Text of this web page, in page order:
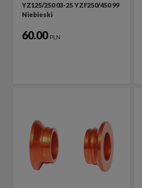
YZ125/250 03-25 YZF250/450 99
Niebieski
60.00 PLN